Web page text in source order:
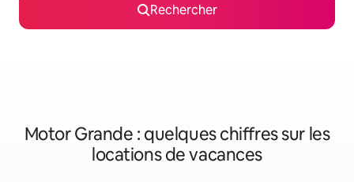
Rechercher
Motor Grande : quelques chiffres sur les
locations de vacances